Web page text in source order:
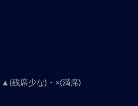
残席少な)・×(満席)